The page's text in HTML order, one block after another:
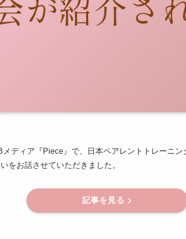
ディア『Piece』で、日本ペアレントトレーニ
をお話させていただきました。
記事を見る